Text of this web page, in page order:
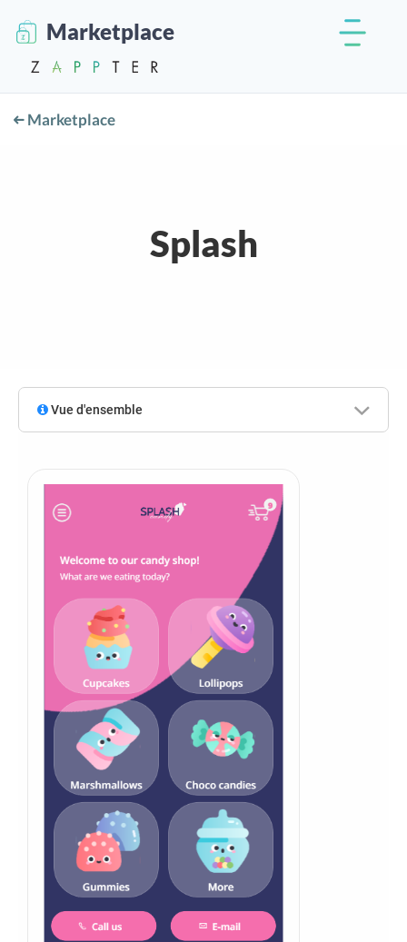
Marketplace
Marketplace
Splash
Vue d'ensemble